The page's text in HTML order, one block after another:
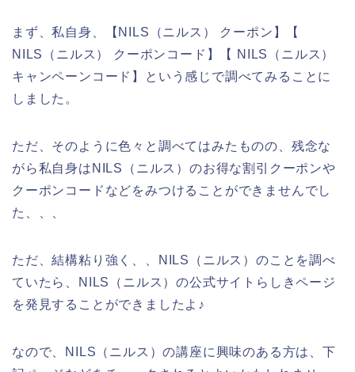
まず、私自身、【NILS（ニルス） クーポン】【
NILS（ニルス） クーポンコード】【 NILS（ニルス）
キャンペーンコード】という感じで調べてみることに
しました。
ただ、そのように色々と調べてはみたものの、残念な
がら私自身はNILS（ニルス）のお得な割引クーポンや
クーポンコードなどをみつけることができませんでし
た、、、
ただ、結構粘り強く、、NILS（ニルス）のことを調べ
ていたら、NILS（ニルス）の公式サイトらしきページ
を発見することができましたよ♪
なので、NILS（ニルス）の講座に興味のある方は、下